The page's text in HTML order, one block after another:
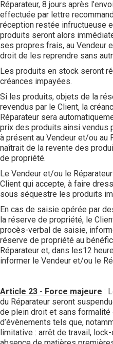
Réparateur, 8 jours après
effectuée par lettre
réception restée infructueuse
produits seront alors
ses propres frais, au Vendeur
droit de les reprendre sans
Les produits en stock seront
créances impayées.
Si les produits, objets de la
revendus par le Client, la
Réparateur sera
prix des produits ainsi vendus
à présent au Vendeur et/ou au
naîtrait de la revente des
de propriété.
Le Vendeur et/ou le
Client qui accepte, à faire
sous séquestre les produits
En cas de saisie opérée par
la réserve de propriété, le
procès-verbal de saisie,
réserve de propriété au
Réparateur et, dans les12
informer le Vendeur et/ou le
Article 23 - Force majeure :
du Réparateur seront
de plein droit et sans formalité
d’évènements tels que,
limitative : arrêt de travail,